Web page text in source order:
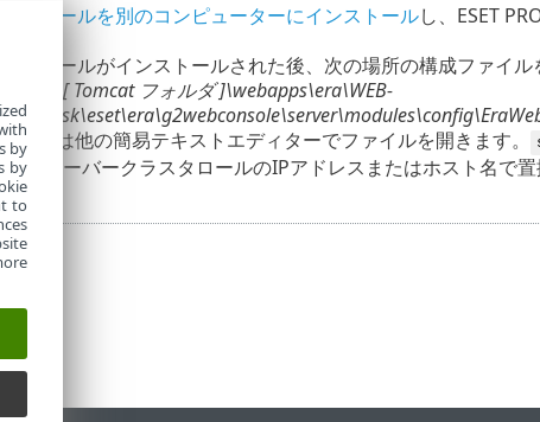
コンソールを別のコンピューターにインストールし、ESET
ます。
コンソールがインストールされた後、次の場所の構成ファイル
Tomcatフォルダ]\webapps\era\WEB-
または他の簡易テキストエディターでファイルを開きます。
サーバークラスタロールのIPアドレスまたはホスト名で置
by
by
to